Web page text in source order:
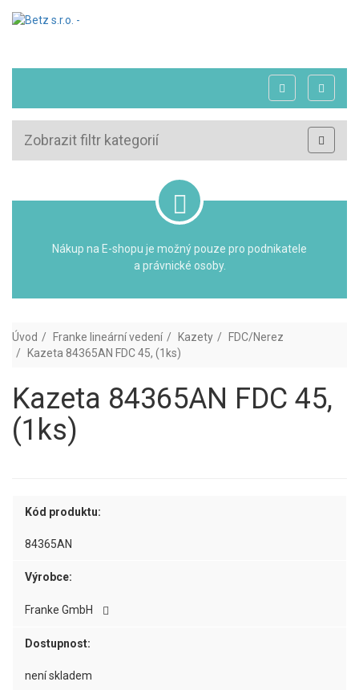
Zobrazit filtr kategorií
Nákup na E-shopu je možný pouze pro podnikatele
a právnické osoby.
Úvod Franke lineární vedení Kazety
FDC/Nerez
Kazeta 84365AN FDC 45, (1ks)
Kazeta 84365AN FDC 45,
(1ks)
Kód produktu:
84365AN
Výrobce:
Franke GmbH
Dostupnost:
není skladem